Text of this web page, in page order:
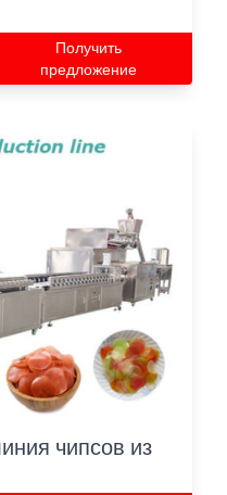
Получить
предложение
чипсов из